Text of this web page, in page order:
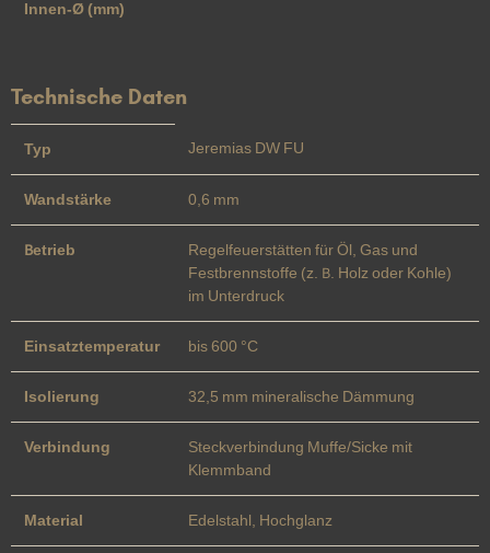
Innen-Ø (mm)
Technische Daten
Typ Jeremias DW FU
Wandstärke 0,6 mm
Betrieb
Regelfeuerstätten für Öl, Gas und
Festbrennstoffe (z. B. Holz oder Kohle)
im Unterdruck
Einsatztemperatur bis 600 °C
Isolierung 32,5 mm mineralische Dämmung
Verbindung
Steckverbindung Muffe/Sicke mit
Klemmband
Material Edelstahl, Hochglanz